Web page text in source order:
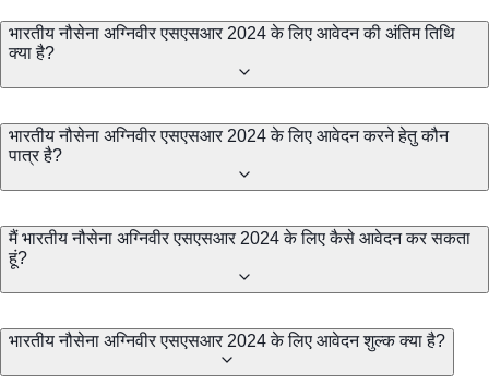
भारतीय नौसेना अग्निवीर एसएसआर 2024 के लिए आवेदन की अंतिम तिथि
क्या है?
भारतीय नौसेना अग्निवीर एसएसआर 2024 के लिए आवेदन करने हेतु कौन
पात्र है?
मैं भारतीय नौसेना अग्निवीर एसएसआर 2024 के लिए कैसे आवेदन कर सकता
हूं?
भारतीय नौसेना अग्निवीर एसएसआर 2024 के लिए आवेदन शुल्क क्या है?